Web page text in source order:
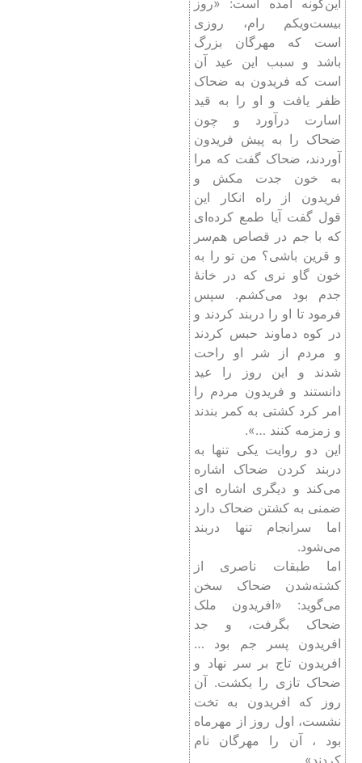
بیست‌و‌یکم رام، روزی
است که مهرگان بزرگ
باشد و سبب این عید آن
است که فریدون به ضحاک
ظفر یافت و او را به قید
اسارت درآورد و چون
ضحاک را به پیش فریدون
آوردند، ضحاک گفت که مرا
به خون جدت مکش و
فریدون از راه انکار این
قول گفت آیا طمع کرده‌ای
که با جم در قصاص هم‌سر
و قرین باشی؟ من تو را به
خون گاو نری که در خانۀ
جدم بود می‌کشم. سپس
فرمود تا او را دربند کردند و
در کوه دماوند حبس کردند
و مردم از شر او راحت
شدند و این روز را عید
دانستند و فریدون مردم را
امر کرد کشتی به کمر بندند
و زمزمه کنند …».
این دو روایت یکی تنها به
دربند کردن ضحاک اشاره
می‌کند و دیگری اشاره ای
ضمنی به کشتن ضحاک دارد
اما سرانجام تنها در‌بند
می‌شود.
اما طبقات ناصری از
کشته‌شدن ضحاک سخن
می‌گوید: «افریدون ملک
ضحاک بگرفت، و جد
افریدون پسر جم بود …
افریدون تاج بر سر نهاد و
ضحاک تازی را بکشت. آن
روز که افریدون به تخت
نشست، اول روز از مهرماه
بود ، آن را مهرگان نام
کردند».